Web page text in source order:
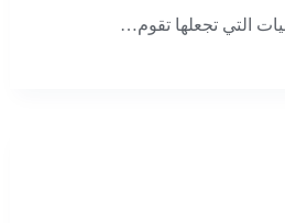
التي تجعلها تقوم…